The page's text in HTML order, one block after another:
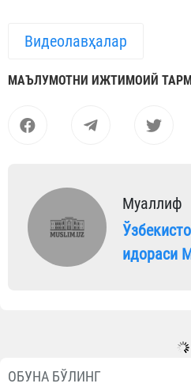
Видеолавҳалар
МАЪЛУМОТНИ ИЖТИМОИЙ
Муаллиф
идораси
ОБУНА БЎЛИНГ